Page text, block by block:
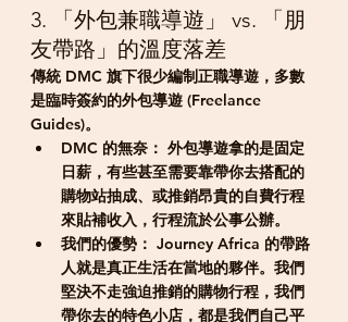
3. 「外包兼職導遊」 vs. 「朋
友帶路」的溫度落差
傳統 DMC 旗下很少編制正職導遊，多數
是臨時簽約的外包導遊 (Freelance
Guides)。
DMC 的無奈： 外包導遊拿的是固定
日薪，有些甚至需要靠帶你去搭配的
購物站抽成、或推銷昂貴的自費行程
來貼補收入，行程流於公事公辦。
我們的優勢： Journey Africa 的帶路
人就是真正生活在當地的夥伴。我們
堅決不走強迫推銷的購物行程，我們
帶你去的特色小店，都是我們自己平